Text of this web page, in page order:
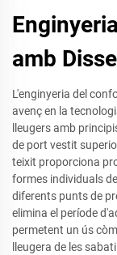
amb
L'enginyeria del
avenç en la
lleugers amb
de port vestit
teixit proporciona
formes individuals
diferents punts de
elimina el període
permetent un ús
lleugera de les